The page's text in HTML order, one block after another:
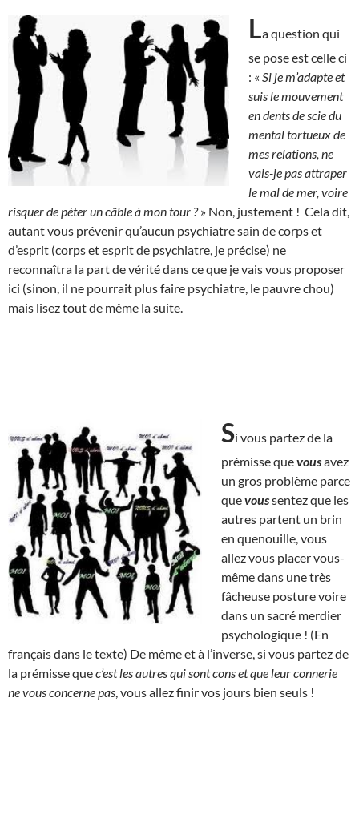
La question qui
se pose est celle ci
: « Si je m’adapte et
suis le mouvement
en dents de scie du
mental tortueux de
mes relations, ne
vais-je pas attraper
le mal de mer, voire
risquer de péter un câble à mon tour ?» Non, justement ! Cela dit,
autant vous prévenir qu’aucun psychiatre sain de corps et
d’esprit (corps et esprit de psychiatre, je précise) ne
reconnaîtra la part de vérité dans ce que je vais vous proposer
ici (sinon, il ne pourrait plus faire psychiatre, le pauvre chou)
mais lisez tout de même la suite.
Si vous partez de la
prémisse quevousavez
un gros problème parce
quevoussentez que les
autres partent un brin
en quenouille, vous
allez vous placer vous-
même dans une très
fâcheuse posture voire
dans un sacré merdier
psychologique ! (En
français dans le texte) De même et à l’inverse, si vous partez de
la prémisse quec’est les autres qui sont cons et que leur connerie
ne vous concerne pas , vous allez finir vos jours bien seuls !